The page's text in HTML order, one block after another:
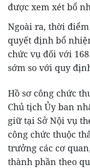
được xem xét bổ
Ngoài ra, thời
quyết định bổ
chức vụ đối với
sớm so với quy
Hồ sơ công chức
Chủ tịch Ủy ban
giữ tại Sở Nội vụ
công chức thuộc
trưởng các cơ
thành phần theo